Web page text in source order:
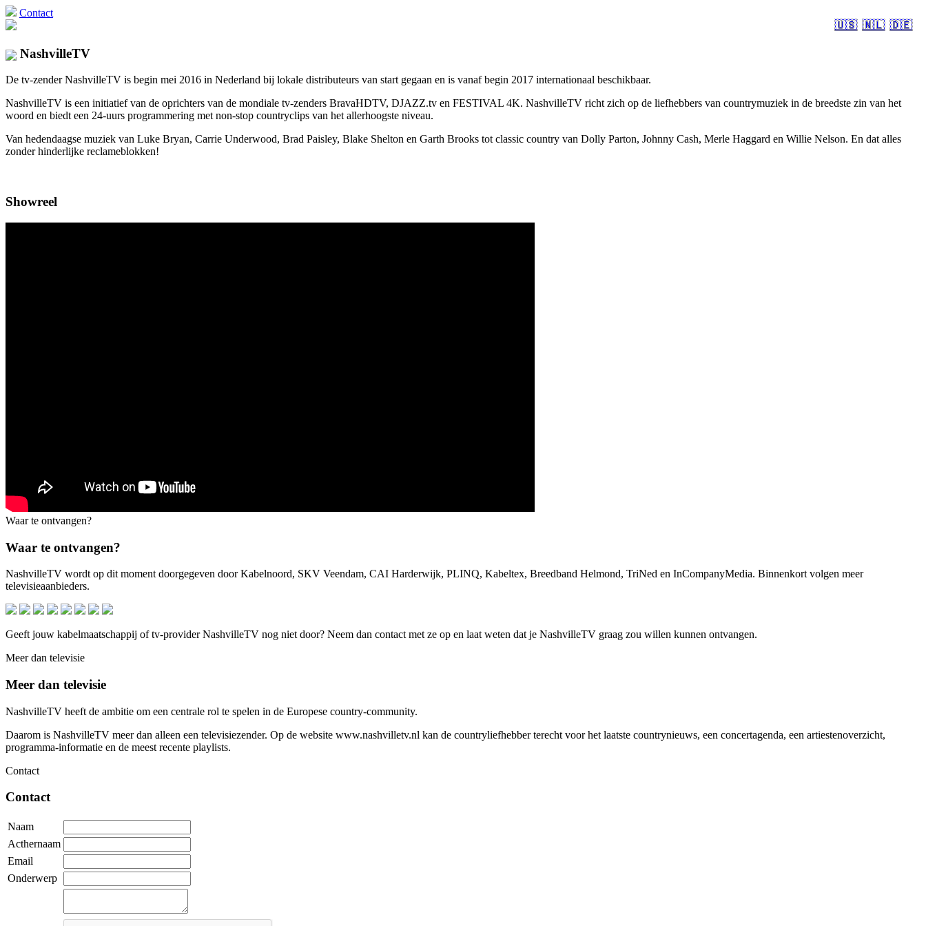
Contact
🇺🇸 🇳🇱 🇩🇪
NashvilleTV
De tv-zender NashvilleTV is begin mei 2016 in Nederland bij lokale distributeurs van start gegaan en is vanaf begin 2017 internationaal beschikbaar.
NashvilleTV is een initiatief van de oprichters van de mondiale tv-zenders BravaHDTV, DJAZZ.tv en FESTIVAL 4K. NashvilleTV richt zich op de liefhebbers van countrymuziek in de breedste zin van het
woord en biedt een 24-uurs programmering met non-stop countryclips van het allerhoogste niveau.
Van hedendaagse muziek van Luke Bryan, Carrie Underwood, Brad Paisley, Blake Shelton en Garth Brooks tot classic country van Dolly Parton, Johnny Cash, Merle Haggard en Willie Nelson. En dat alles
zonder hinderlijke reclameblokken!
Showreel
Waar te ontvangen?
Waar te ontvangen?
NashvilleTV wordt op dit moment doorgegeven door Kabelnoord, SKV Veendam, CAI Harderwijk, PLINQ, Kabeltex, Breedband Helmond, TriNed en InCompanyMedia. Binnenkort volgen meer
televisieaanbieders.
Geeft jouw kabelmaatschappij of tv-provider NashvilleTV nog niet door? Neem dan contact met ze op en laat weten dat je NashvilleTV graag zou willen kunnen ontvangen.
Meer dan televisie
Meer dan televisie
NashvilleTV heeft de ambitie om een centrale rol te spelen in de Europese country-community.
Daarom is NashvilleTV meer dan alleen een televisiezender. Op de website www.nashvilletv.nl kan de countryliefhebber terecht voor het laatste countrynieuws, een concertagenda, een artiestenoverzicht,
programma-informatie en de meest recente playlists.
Contact
Contact
Naam
Acthernaam
Email
Onderwerp